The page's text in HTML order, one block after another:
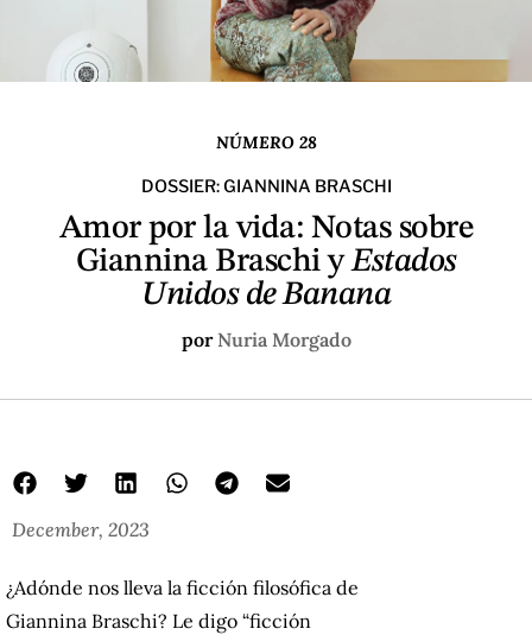
NÚMERO 28
DOSSIER: GIANNINA BRASCHI
Amor por la vida: Notas sobre
Giannina Braschi yEstados
Unidos de Banana
porNuria Morgado
December, 2023
¿Adónde nos lleva la ficción filosófica de
Giannina Braschi? Le digo “ficción